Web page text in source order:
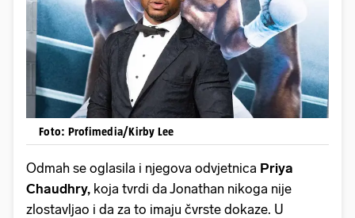
Foto: Profimedia/Kirby Lee
Odmah se oglasila i njegova odvjetnica Priya
Chaudhry, koja tvrdi da Jonathan nikoga nije
zlostavljao i da za to imaju čvrste dokaze. U